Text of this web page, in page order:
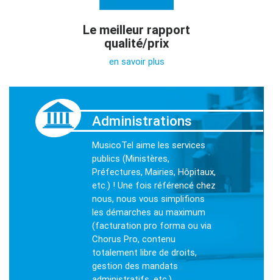
Le meilleur rapport
qualité/prix
en savoir plus
Administrations
MusicoTel aime les services
publics (Ministères,
Préfectures, Mairies, Hôpitaux,
etc.) ! Une fois référencé chez
nous, nous vous simplifions
les démarches au maximum
(facturation pro forma ou via
Chorus Pro, contenu
totalement libre de droits,
gestion des mandats